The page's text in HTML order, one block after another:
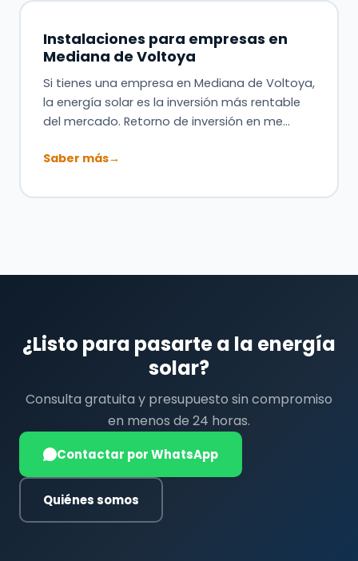
Instalaciones para empresas en
Mediana de Voltoya
Si tienes una empresa en Mediana de Voltoya,
la energía solar es la inversión más rentable
del mercado. Retorno de inversión en me…
Saber más→
¿Listo para pasarte a la energía
solar?
Consulta gratuita y presupuesto sin compromiso
en menos de 24 horas.
Contactar por WhatsApp
Quiénes somos